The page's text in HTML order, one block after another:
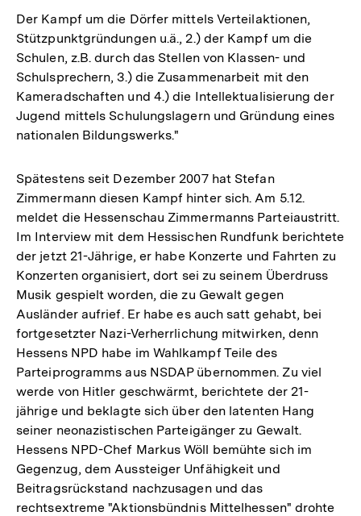
Der Kampf um die Dörfer mittels Verteilaktionen,
Stützpunktgründungen u.ä., 2.) der Kampf um die
Schulen, z.B. durch das Stellen von Klassen- und
Schulsprechern, 3.) die Zusammenarbeit mit den
Kameradschaften und 4.) die Intellektualisierung der
Jugend mittels Schulungslagern und Gründung eines
nationalen Bildungswerks."
Spätestens seit Dezember 2007 hat Stefan
Zimmermann diesen Kampf hinter sich. Am 5.12.
meldet die Hessenschau Zimmermanns Parteiaustritt.
Im Interview mit dem Hessischen Rundfunk berichtete
der jetzt 21-Jährige, er habe Konzerte und Fahrten zu
Konzerten organisiert, dort sei zu seinem Überdruss
Musik gespielt worden, die zu Gewalt gegen
Ausländer aufrief. Er habe es auch satt gehabt, bei
fortgesetzter Nazi-Verherrlichung mitwirken, denn
Hessens NPD habe im Wahlkampf Teile des
Parteiprogramms aus NSDAP übernommen. Zu viel
werde von Hitler geschwärmt, berichtete der 21-
jährige und beklagte sich über den latenten Hang
seiner neonazistischen Parteigänger zu Gewalt.
Hessens NPD-Chef Markus Wöll bemühte sich im
Gegenzug, dem Aussteiger Unfähigkeit und
Beitragsrückstand nachzusagen und das
rechtsextreme "Aktionsbündnis Mittelhessen" drohte